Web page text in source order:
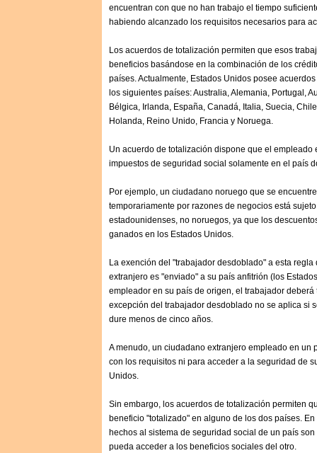
encuentran con que no han trabajo el tiempo
habiendo alcanzado los requisitos necesarios para
Los acuerdos de totalización permiten que esos
beneficios basándose en la combinación de los
países. Actualmente, Estados Unidos posee
los siguientes países: Australia, Alemania, Portugal,
Bélgica, Irlanda, España, Canadá, Italia, Suecia,
Holanda, Reino Unido, Francia y Noruega.
Un acuerdo de totalización dispone que el empleado
impuestos de seguridad social solamente en el país
Por ejemplo, un ciudadano noruego que se
temporariamente por razones de negocios está
estadounidenses, no noruegos, ya que los
ganados en los Estados Unidos.
La exención del "trabajador desdoblado" a esta
extranjero es "enviado" a su país anfitrión (los
empleador en su país de origen, el trabajador
excepción del trabajador desdoblado no se aplica si
dure menos de cinco años.
A menudo, un ciudadano extranjero empleado en un
con los requisitos ni para acceder a la seguridad de
Unidos.
Sin embargo, los acuerdos de totalización permiten
beneficio "totalizado" en alguno de los dos países.
hechos al sistema de seguridad social de un país
pueda acceder a los beneficios sociales del otro.